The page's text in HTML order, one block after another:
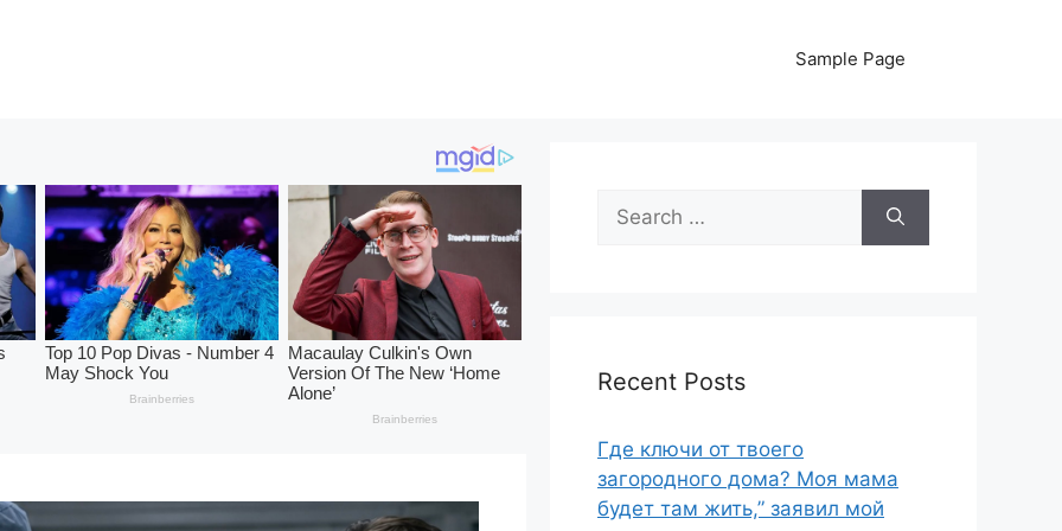
Sample Page
Search
for:
Recent Posts
Где ключи от твоего
загородного дома? Моя мама
будет там жить,” заявил мой